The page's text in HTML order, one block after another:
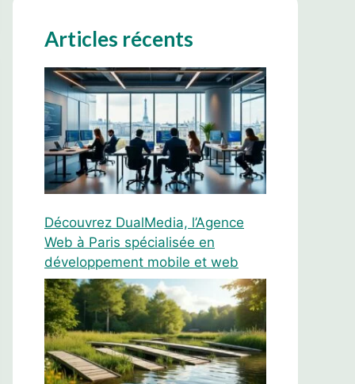
Articles récents
Découvrez DualMedia, l’Agence
Web à Paris spécialisée en
développement mobile et web